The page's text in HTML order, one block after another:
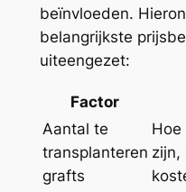
beïnvloeden.
belangrijkste
uiteengezet:
Factor
Aantal te
transplanteren
grafts
Hoe
zijn,